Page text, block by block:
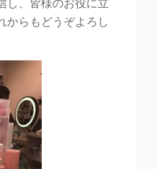
からもどうぞよろし